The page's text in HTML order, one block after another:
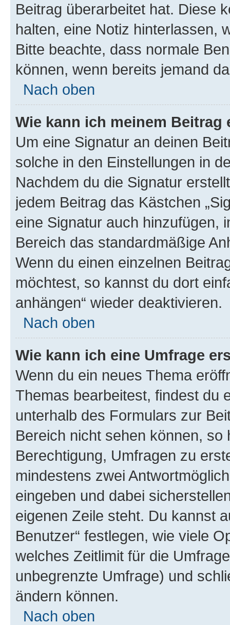
Beitrag überarbeitet hat. Diese
halten, eine Notiz hinterlassen,
Bitte beachte, dass normale
können, wenn bereits jemand
Nach oben
Wie kann ich meinem
Um eine Signatur an deinen
solche in den Einstellungen in
Nachdem du die Signatur
jedem Beitrag das Kästchen
eine Signatur auch hinzufügen,
Bereich das standardmäßige
Wenn du einen einzelnen
möchtest, so kannst du dort
anhängen“ wieder deaktivieren.
Nach oben
Wie kann ich eine Umfrage
Wenn du ein neues Thema
Themas bearbeitest, findest du
unterhalb des Formulars zur
Bereich nicht sehen können,
Berechtigung, Umfragen zu
mindestens zwei
eingeben und dabei
eigenen Zeile steht. Du kannst
Benutzer“ festlegen, wie viele
welches Zeitlimit für die
unbegrenzte Umfrage) und
ändern können.
Nach oben